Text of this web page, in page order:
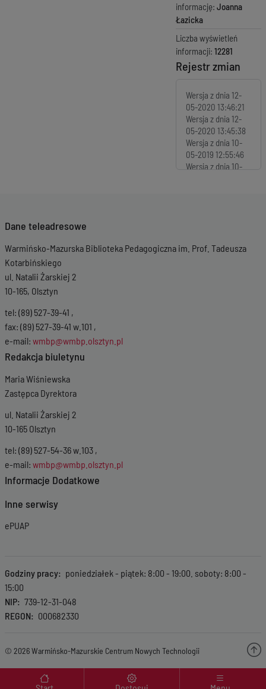
Menu wyróżnione
informację: Joanna
Łazicka
Liczba wyświetleń
informacji: 12281
Rejestr zmian
Wersja z dnia 12-
05-2020 13:46:21
Wersja z dnia 12-
05-2020 13:45:38
Wersja z dnia 10-
05-2019 12:55:46
Wersja z dnia 10-
05-2019 12:30:43
Dane teleadresowe
Warmińsko-Mazurska Biblioteka Pedagogiczna im. Prof. Tadeusza
Kotarbińskiego
ul. Natalii Żarskiej 2
10-165, Olsztyn
tel: (89) 527-39-41 ,
fax: (89) 527-39-41 w.101 ,
e-mail: wmbp@wmbp.olsztyn.pl
Redakcja biuletynu
Maria Wiśniewska
Zastępca Dyrektora
ul. Natalii Żarskiej 2
10-165 Olsztyn
tel: (89) 527-54-36 w.103 ,
e-mail: wmbp@wmbp.olsztyn.pl
Informacje Dodatkowe
Inne serwisy
ePUAP
Godziny pracy
poniedziałek - piątek: 8:00 - 19:00. soboty: 8:00 -
15:00
NIP
739-12-31-048
REGON
000682330
© 2026 Warmińsko-Mazurskie Centrum Nowych Technologii